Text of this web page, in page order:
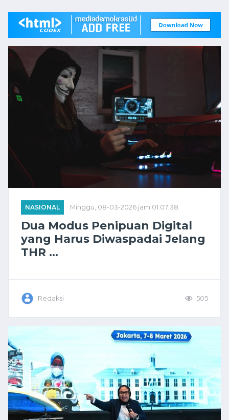
NASIONAL Minggu, 08-03-2026 jam 01:07:38
Dua Modus Penipuan Digital
yang Harus Diwaspadai Jelang
THR ...
Redaksi 505